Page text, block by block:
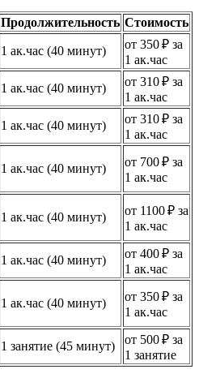
Продолжительность Стоимость
1 ак.час (40 минут)
от 350 ₽ за
1 ак.час
1 ак.час (40 минут)
от 310 ₽ за
1 ак.час
1 ак.час (40 минут)
от 310 ₽ за
1 ак.час
1 ак.час (40 минут)
от 700 ₽ за
1 ак.час
1 ак.час (40 минут)
от 1100 ₽ за
1 ак.час
1 ак.час (40 минут)
от 400 ₽ за
1 ак.час
1 ак.час (40 минут)
от 350 ₽ за
1 ак.час
1 занятие (45 минут)
от 500 ₽ за
1 занятие